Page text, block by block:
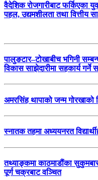
वैदेशिक रोजगारीबाट फर्किएका
पहल, उद्यमशीलता तथा वित्तीय
पालुङटार–टोखाबीच भगिनी
विकास साझेदारीमा सहकार्य गर्ने
अमरसिंह थापाको जन्म गोरखाको
स्नातक तहमा अध्ययनरत
तथ्याङ्कमा काठमाडौंका
पूर्ण चक्रबाट वञ्चित